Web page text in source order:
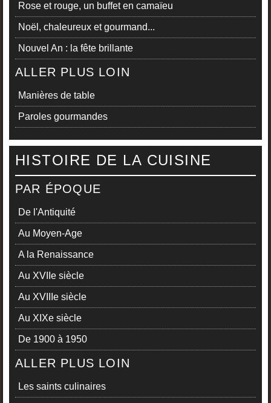
Rose et rouge, un buffet en camaïeu
Noël, chaleureux et gourmand...
Nouvel An : la fête brillante
ALLER PLUS LOIN
Manières de table
Paroles gourmandes
HISTOIRE DE LA CUISINE
PAR ÉPOQUE
De l'Antiquité
Au Moyen-Age
A la Renaissance
Au XVIIe siècle
Au XVIIIe siècle
Au XIXe siècle
De 1900 à 1950
ALLER PLUS LOIN
Les saints culinaires